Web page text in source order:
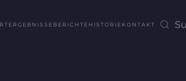
ERGEBNISSE BERICHTE HISTORIE KONTAKT